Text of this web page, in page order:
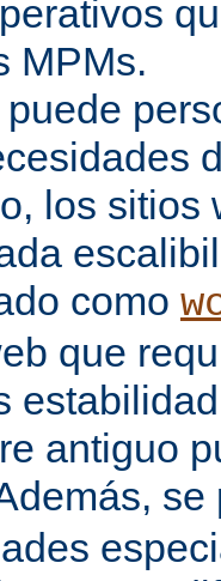
MPMs.
los sitios
como
que
antiguo